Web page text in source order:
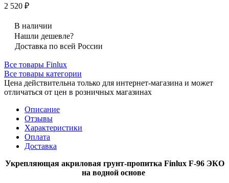
2 520 ₽
В наличии
Нашли дешевле?
Доставка по всей России
Все товары Finlux
Все товары категории
Цена действительна только для интернет-магазина и может
отличаться от цен в розничных магазинах
Описание
Отзывы
Характеристики
Оплата
Доставка
Укрепляющая акриловая грунт-пропитка Finlux F-96 ЭКО
на водной основе